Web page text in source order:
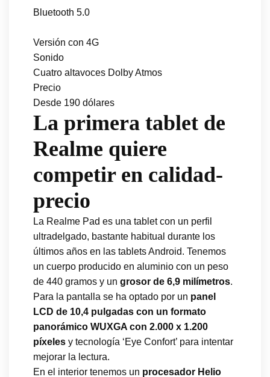
Bluetooth 5.0
Versión con 4G
Sonido
Cuatro altavoces Dolby Atmos
Precio
Desde 190 dólares
La primera tablet de
Realme quiere
competir en calidad-
precio
La Realme Pad es una tablet con un perfil
ultradelgado, bastante habitual durante los
últimos años en las tablets Android. Tenemos
un cuerpo producido en aluminio con un peso
de 440 gramos y un grosor de 6,9 milímetros.
Para la pantalla se ha optado por un panel
LCD de 10,4 pulgadas con un formato
panorámico WUXGA con 2.000 x 1.200
píxeles y tecnología ‘Eye Confort’ para intentar
mejorar la lectura.
En el interior tenemos un procesador Helio